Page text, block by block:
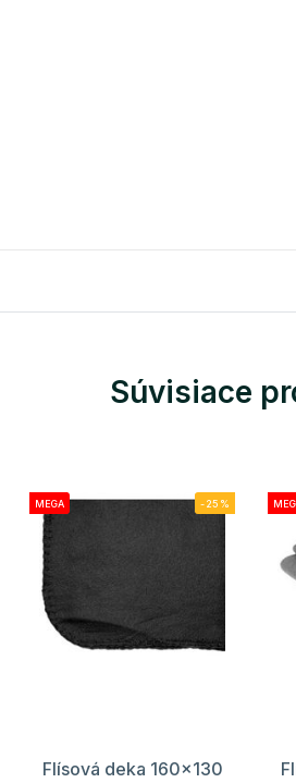
Súvisiace
MEGA -25%
Flísová deka 160x130